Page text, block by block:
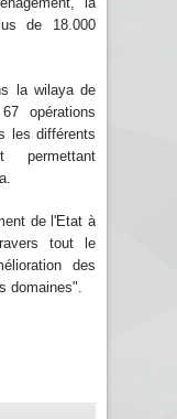
de 18.000
la wilaya de
opérations
les différents
permettant
de l'Etat à
tout le
des
domaines".